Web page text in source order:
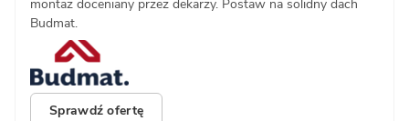
montaż doceniany przez dekarzy. Postaw na solidny dach
Budmat.
Sprawdź ofertę